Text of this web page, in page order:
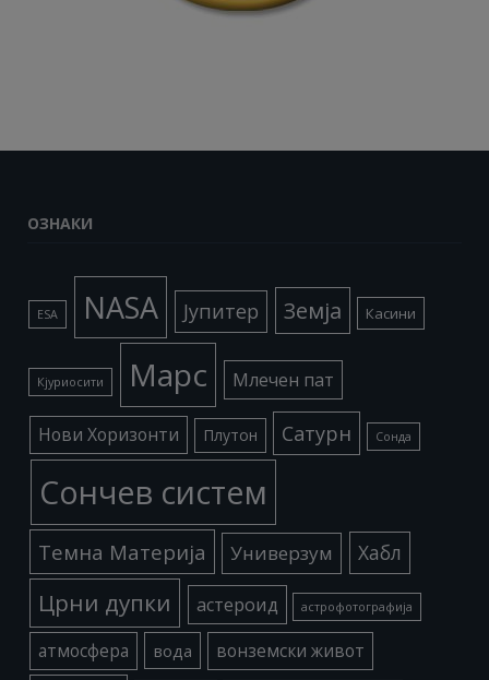
ОЗНАКИ
ESA NASA Јупитер Земја Касини
Кјуриосити Марс Млечен пат
Нови Хоризонти Плутон Сатурн Сонда
Сончев систем
Темна Материја Универзум Хабл
Црни дупки астероид астрофотографија
атмосфера вода вонземски живот